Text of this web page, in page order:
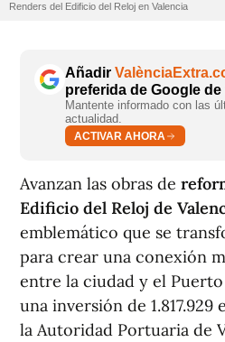
Renders del Edificio del Reloj en Valencia
Añadir
preferida de Google
Mantente informado con las
actualidad.
ACTIVAR AHORA
Avanzan las obras de
Edificio del Reloj de
emblemático que se
para crear una conexión
entre la ciudad y el
una inversión de 1.817.929
la Autoridad Portuaria de